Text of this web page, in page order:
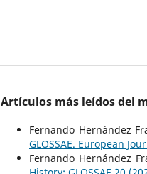
Artículos más leídos del
Fernando Hernández
GLOSSAE. European
Fernando Hernández